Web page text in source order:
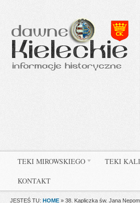
TEKI MIROWSKIEGO TEKI
KONTAKT
JESTEŚ TU: HOME » 38. Kapliczka św. Jana